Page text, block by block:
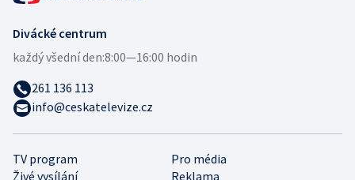
TV program
Pro média
Živé vysílání
Reklama
Divácké centrum
každý všední den:8:00—16:00 hodin
261 136 113
info@ceskatelevize.cz